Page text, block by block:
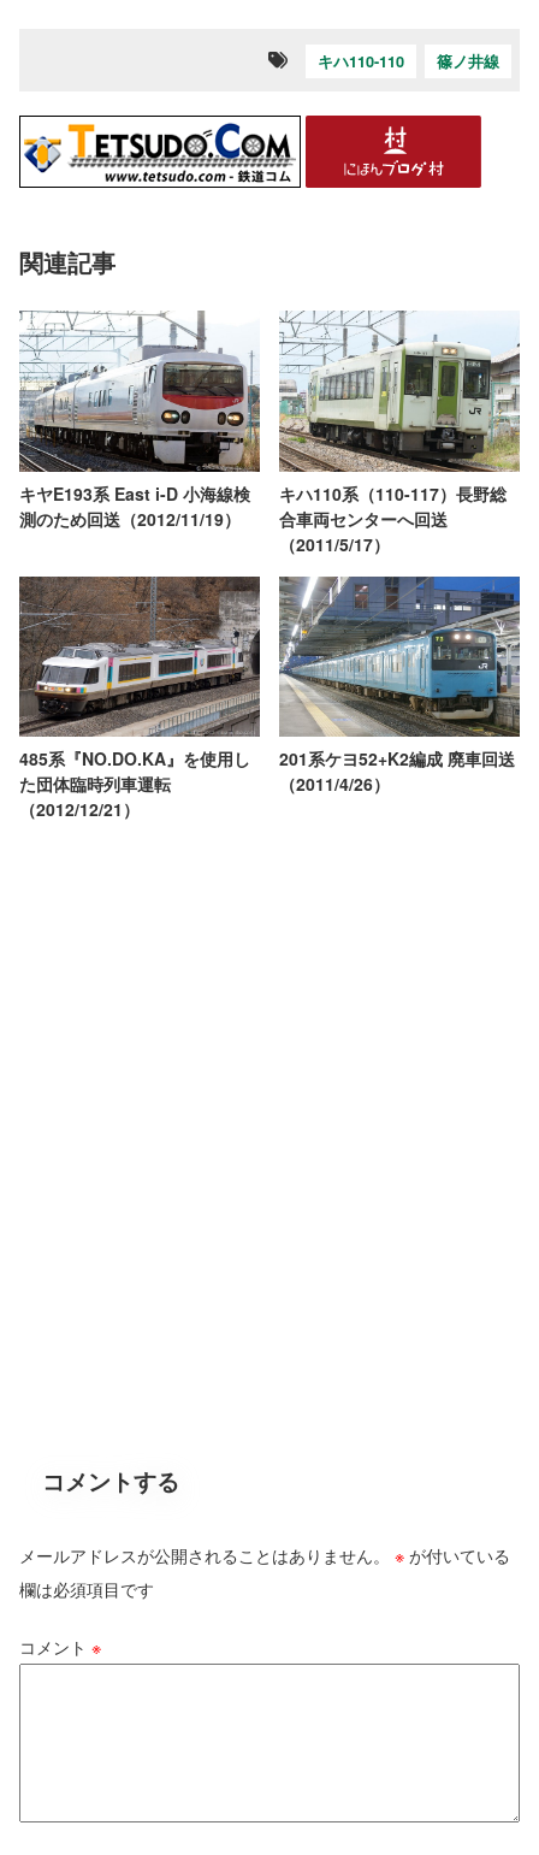
キハ110-110 篠ノ井線
関連記事
キヤE193系 East i-D 小海線検
測のため回送（2012/11/19）
キハ110系（110-117）長野総
合車両センターへ回送
（2011/5/17）
485系『NO.DO.KA』を使用し
た団体臨時列車運転
（2012/12/21）
201系ケヨ52+K2編成 廃車回送
（2011/4/26）
コメントする
メールアドレスが公開されることはありません。 ※が付いている
欄は必須項目です
コメント ※